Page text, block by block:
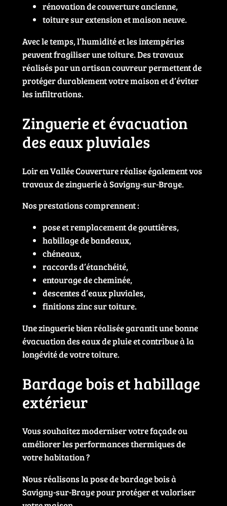
rénovation de couverture ancienne,
toiture sur extension et maison neuve.
Avec le temps, l’humidité et les intempéries
peuvent fragiliser une toiture. Des travaux
réalisés par un artisan couvreur permettent de
protéger durablement votre maison et d’éviter
les infiltrations.
Zinguerie et évacuation
des eaux pluviales
Loir en Vallée Couverture réalise également vos
travaux de zinguerie à Savigny-sur-Braye.
Nos prestations comprennent :
pose et remplacement de gouttières,
habillage de bandeaux,
chéneaux,
raccords d’étanchéité,
entourage de cheminée,
descentes d’eaux pluviales,
finitions zinc sur toiture.
Une zinguerie bien réalisée garantit une bonne
évacuation des eaux de pluie et contribue à la
longévité de votre toiture.
Bardage bois et habillage
extérieur
Vous souhaitez moderniser votre façade ou
améliorer les performances thermiques de
votre habitation ?
Nous réalisons la pose de bardage bois à
Savigny-sur-Braye pour protéger et valoriser